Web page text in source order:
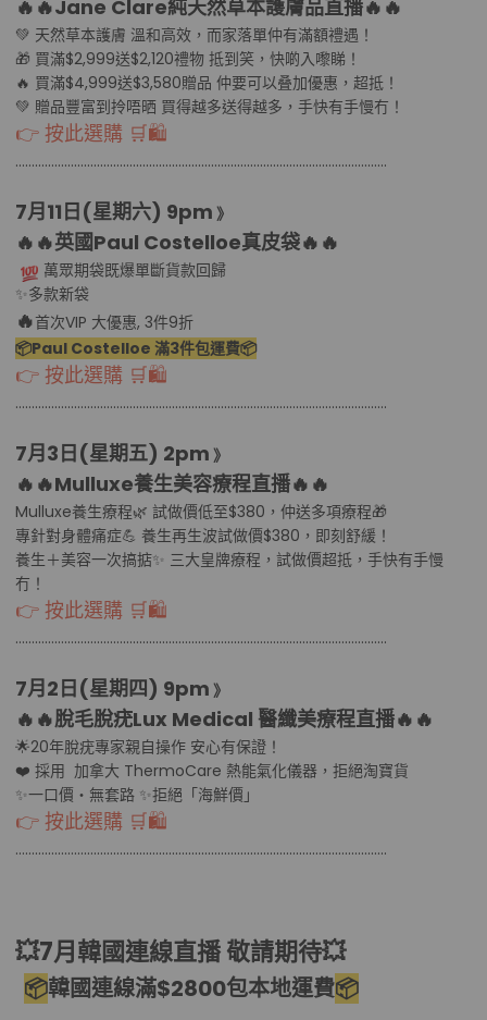
🔥🔥Jane Clare純天然草本護膚品直播🔥🔥
💚 天然草本護膚 溫和高效，而家落單仲有滿額禮遇！
🎁 買滿$2,999送$2,120禮物 抵到笑，快啲入嚟睇！
🔥 買滿$4,999送$3,580贈品 仲要可以叠加優惠，超抵！
💚 贈品豐富到拎唔晒 買得越多送得越多，手快有手慢冇！
👉 按此選購 🛒🛍
………………………………................................………………………………..........
7月11日(星期六) 9pm 》
🔥🔥英國Paul Costelloe真皮袋🔥🔥
萬眾期袋既爆單斷貨款回歸
✨多款新袋
🔥首次VIP 大優惠, 3件9折
📦Paul Costelloe 滿3件包運費📦
👉 按此選購 🛒🛍
………………………………................................………………………………..........
7月3日(星期五) 2pm 》
🔥🔥Mulluxe養生美容療程直播🔥🔥
Mulluxe養生療程🌿 試做價低至$380，仲送多項療程🎁
專針對身體痛症💪 養生再生波試做價$380，即刻舒緩！
養生＋美容一次搞掂✨ 三大皇牌療程，試做價超抵，手快有手慢
冇！
👉 按此選購 🛒🛍
………………………………................................………………………………..........
7月2日(星期四) 9pm 》
🔥🔥脫毛脫疣Lux Medical 醫纖美療程直播🔥🔥
🌟20年脫疣專家親自操作 安心有保證！
❤️ 採用 加拿大 ThermoCare 熱能氣化儀器，拒絕淘寶貨
✨一口價・無套路 ✨拒絕「海鮮價」
👉 按此選購 🛒🛍
………………………………................................………………………………..........
💥7月韓國連線直播 敬請期待💥
📦韓國連線滿$2800包本地運費📦